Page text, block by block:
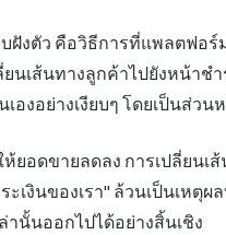
ฝังตัว คือวิธีการที่แพลตฟอร์
ยนเส้นทางลูกค้าไปยังหน้า
องอย่างเงียบๆ โดยเป็นส่ว
ห้ยอดขายลดลง การเปลี่ยน
เงินของเรา" ล้วนเป็นเหตุ
านั้นออกไปได้อย่างสิ้นเชิง